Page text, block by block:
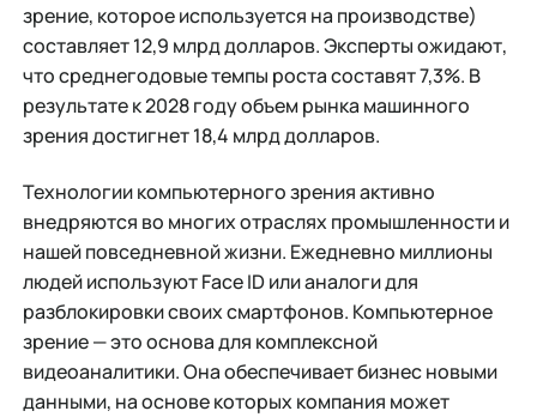
зрение, которое используется на производстве)
составляет 12,9 млрд долларов. Эксперты ожидают,
что среднегодовые темпы роста составят 7,3%. В
результате к 2028 году объем рынка машинного
зрения достигнет 18,4 млрд долларов.
Технологии компьютерного зрения активно
внедряются во многих отраслях промышленности и
нашей повседневной жизни. Ежедневно миллионы
людей используют Face ID или аналоги для
разблокировки своих смартфонов. Компьютерное
зрение — это основа для комплексной
видеоаналитики. Она обеспечивает бизнес новыми
данными, на основе которых компания может